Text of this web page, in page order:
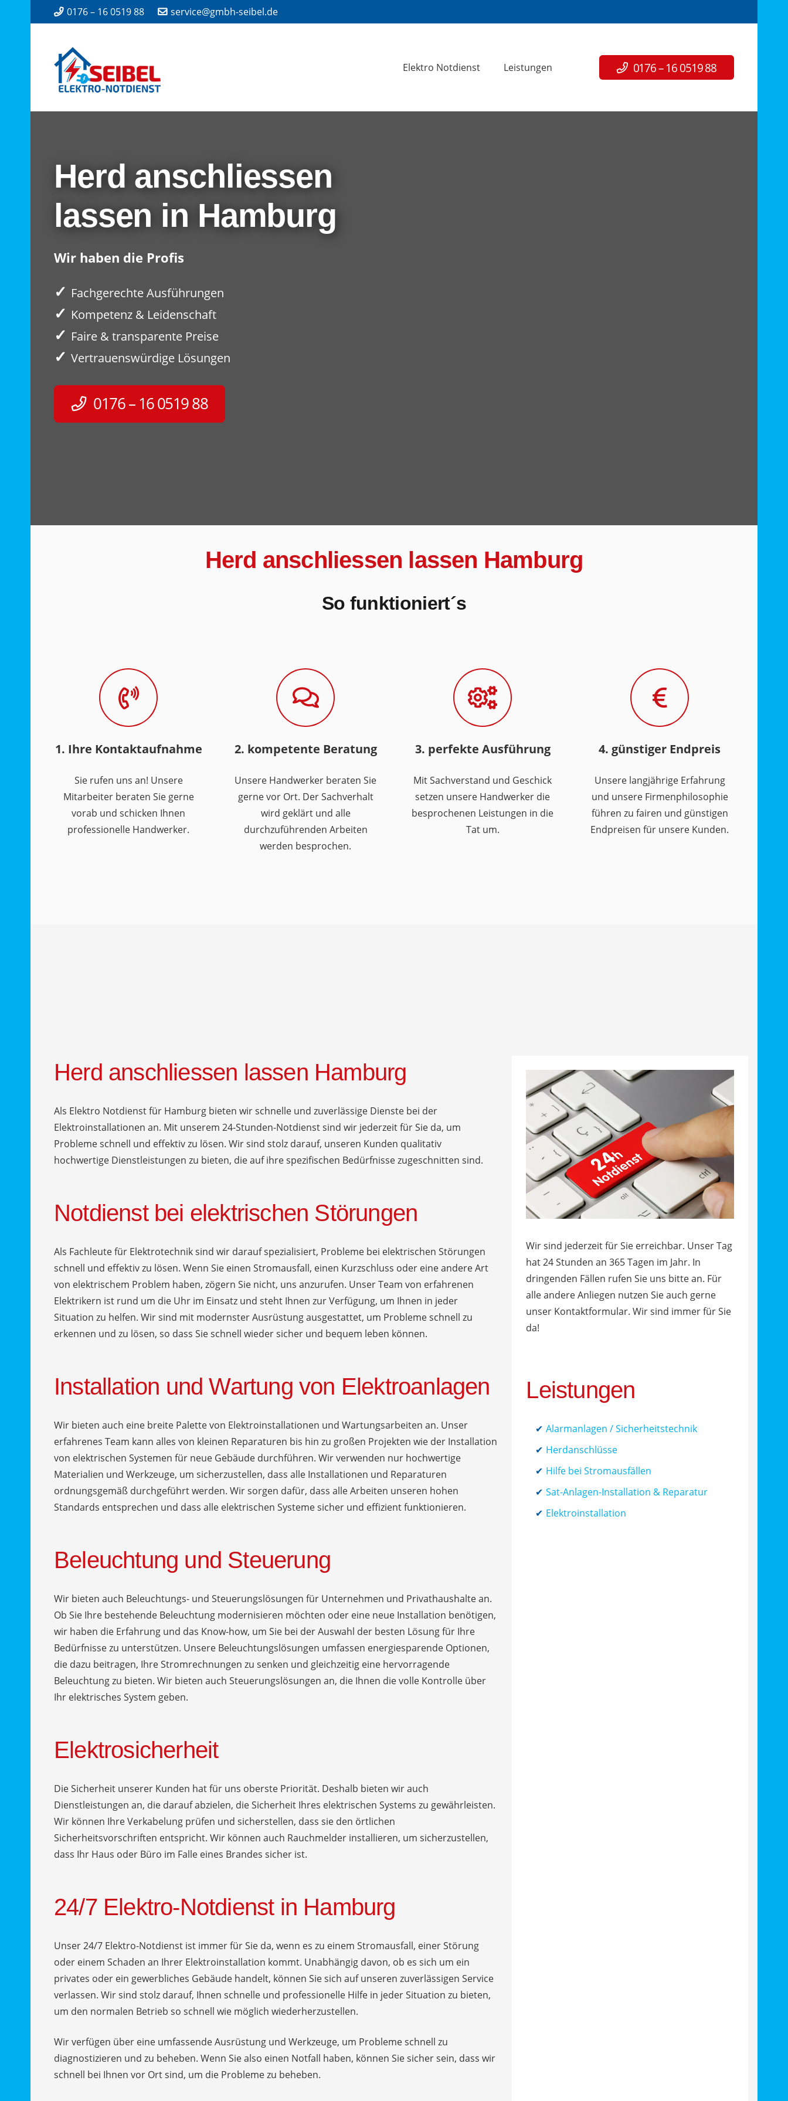
0176 – 16 0519 88 service@gmbh-seibel.de
Elektro Notdienst Leistungen 0176 – 16 0519 88
Herd anschliessen
lassen in Hamburg
Wir haben die Profis
✓ Fachgerechte Ausführungen
✓ Kompetenz & Leidenschaft
✓ Faire & transparente Preise
✓ Vertrauenswürdige Lösungen
0176 – 16 0519 88
Herd anschliessen lassen Hamburg
So funktioniert´s
1. Ihre Kontaktaufnahme
Sie rufen uns an! Unsere
Mitarbeiter beraten Sie gerne
vorab und schicken Ihnen
professionelle Handwerker.
2. kompetente Beratung
Unsere Handwerker beraten Sie
gerne vor Ort. Der Sachverhalt
wird geklärt und alle
durchzuführenden Arbeiten
werden besprochen.
3. perfekte Ausführung
Mit Sachverstand und Geschick
setzen unsere Handwerker die
besprochenen Leistungen in die
Tat um.
4. günstiger Endpreis
Unsere langjährige Erfahrung
und unsere Firmenphilosophie
führen zu fairen und günstigen
Endpreisen für unsere Kunden.
Herd anschliessen lassen Hamburg
Als Elektro Notdienst für Hamburg bieten wir schnelle und zuverlässige Dienste bei der
Elektroinstallationen an. Mit unserem 24-Stunden-Notdienst sind wir jederzeit für Sie da, um
Probleme schnell und effektiv zu lösen. Wir sind stolz darauf, unseren Kunden qualitativ
hochwertige Dienstleistungen zu bieten, die auf ihre spezifischen Bedürfnisse zugeschnitten sind.
Notdienst bei elektrischen Störungen
Als Fachleute für Elektrotechnik sind wir darauf spezialisiert, Probleme bei elektrischen Störungen
schnell und effektiv zu lösen. Wenn Sie einen Stromausfall, einen Kurzschluss oder eine andere Art
von elektrischem Problem haben, zögern Sie nicht, uns anzurufen. Unser Team von erfahrenen
Elektrikern ist rund um die Uhr im Einsatz und steht Ihnen zur Verfügung, um Ihnen in jeder
Situation zu helfen. Wir sind mit modernster Ausrüstung ausgestattet, um Probleme schnell zu
erkennen und zu lösen, so dass Sie schnell wieder sicher und bequem leben können.
Installation und Wartung von Elektroanlagen
Wir bieten auch eine breite Palette von Elektroinstallationen und Wartungsarbeiten an. Unser
erfahrenes Team kann alles von kleinen Reparaturen bis hin zu großen Projekten wie der Installation
von elektrischen Systemen für neue Gebäude durchführen. Wir verwenden nur hochwertige
Materialien und Werkzeuge, um sicherzustellen, dass alle Installationen und Reparaturen
ordnungsgemäß durchgeführt werden. Wir sorgen dafür, dass alle Arbeiten unseren hohen
Standards entsprechen und dass alle elektrischen Systeme sicher und effizient funktionieren.
Beleuchtung und Steuerung
Wir bieten auch Beleuchtungs- und Steuerungslösungen für Unternehmen und Privathaushalte an.
Ob Sie Ihre bestehende Beleuchtung modernisieren möchten oder eine neue Installation benötigen,
wir haben die Erfahrung und das Know-how, um Sie bei der Auswahl der besten Lösung für Ihre
Bedürfnisse zu unterstützen. Unsere Beleuchtungslösungen umfassen energiesparende Optionen,
die dazu beitragen, Ihre Stromrechnungen zu senken und gleichzeitig eine hervorragende
Beleuchtung zu bieten. Wir bieten auch Steuerungslösungen an, die Ihnen die volle Kontrolle über
Ihr elektrisches System geben.
Elektrosicherheit
Die Sicherheit unserer Kunden hat für uns oberste Priorität. Deshalb bieten wir auch
Dienstleistungen an, die darauf abzielen, die Sicherheit Ihres elektrischen Systems zu gewährleisten.
Wir können Ihre Verkabelung prüfen und sicherstellen, dass sie den örtlichen
Sicherheitsvorschriften entspricht. Wir können auch Rauchmelder installieren, um sicherzustellen,
dass Ihr Haus oder Büro im Falle eines Brandes sicher ist.
24/7 Elektro-Notdienst in Hamburg
Unser 24/7 Elektro-Notdienst ist immer für Sie da, wenn es zu einem Stromausfall, einer Störung
oder einem Schaden an Ihrer Elektroinstallation kommt. Unabhängig davon, ob es sich um ein
privates oder ein gewerbliches Gebäude handelt, können Sie sich auf unseren zuverlässigen Service
verlassen. Wir sind stolz darauf, Ihnen schnelle und professionelle Hilfe in jeder Situation zu bieten,
um den normalen Betrieb so schnell wie möglich wiederherzustellen.
Wir verfügen über eine umfassende Ausrüstung und Werkzeuge, um Probleme schnell zu
diagnostizieren und zu beheben. Wenn Sie also einen Notfall haben, können Sie sicher sein, dass wir
schnell bei Ihnen vor Ort sind, um die Probleme zu beheben.
Wir sind jederzeit für Sie erreichbar. Unser Tag
hat 24 Stunden an 365 Tagen im Jahr. In
dringenden Fällen rufen Sie uns bitte an. Für
alle andere Anliegen nutzen Sie auch gerne
unser Kontaktformular. Wir sind immer für Sie
da!
Leistungen
Alarmanlagen / Sicherheitstechnik
Herdanschlüsse
Hilfe bei Stromausfällen
Sat-Anlagen-Installation & Reparatur
Elektroinstallation